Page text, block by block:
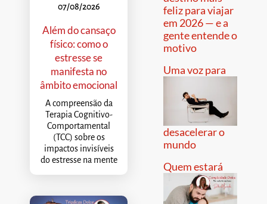
07/08/2026
Além do cansaço
físico: como o
estresse se
manifesta no
âmbito emocional
A compreensão da
Terapia Cognitivo-
Comportamental
(TCC) sobre os
impactos invisíveis
do estresse na mente
feliz para viajar
em 2026 — e a
gente entende o
motivo
Uma voz para
desacelerar o
mundo
Quem estará